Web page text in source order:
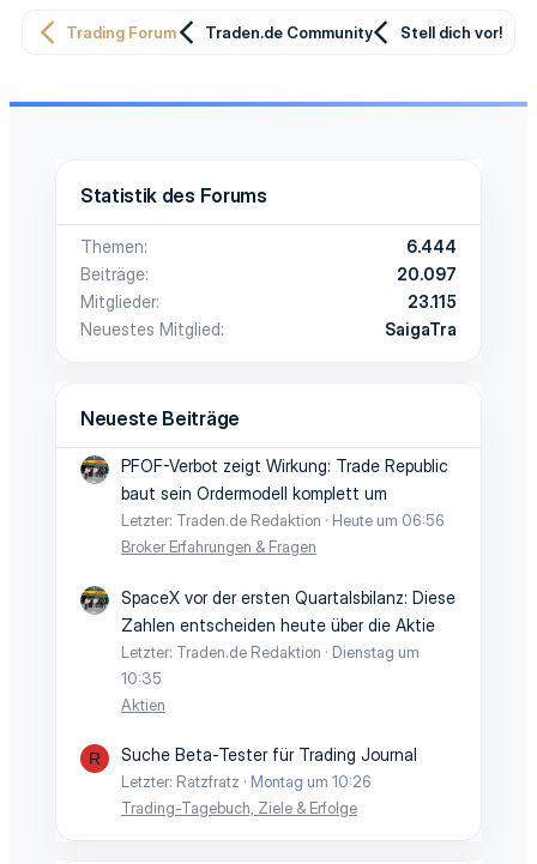
Trading Forum Traden.de Community Stell dich vor!
Statistik des Forums
Themen
6.444
Beiträge
20.097
Mitglieder
23.115
Neuestes Mitglied
SaigaTra
Neueste Beiträge
PFOF-Verbot zeigt Wirkung: Trade Republic
baut sein Ordermodell komplett um
Letzter: Traden.de Redaktion
Heute um 06:56
Broker Erfahrungen & Fragen
SpaceX vor der ersten Quartalsbilanz: Diese
Zahlen entscheiden heute über die Aktie
Letzter: Traden.de Redaktion
Dienstag um
10:35
Aktien
R Suche Beta-Tester für Trading Journal
Letzter: Ratzfratz
Montag um 10:26
Trading-Tagebuch, Ziele & Erfolge